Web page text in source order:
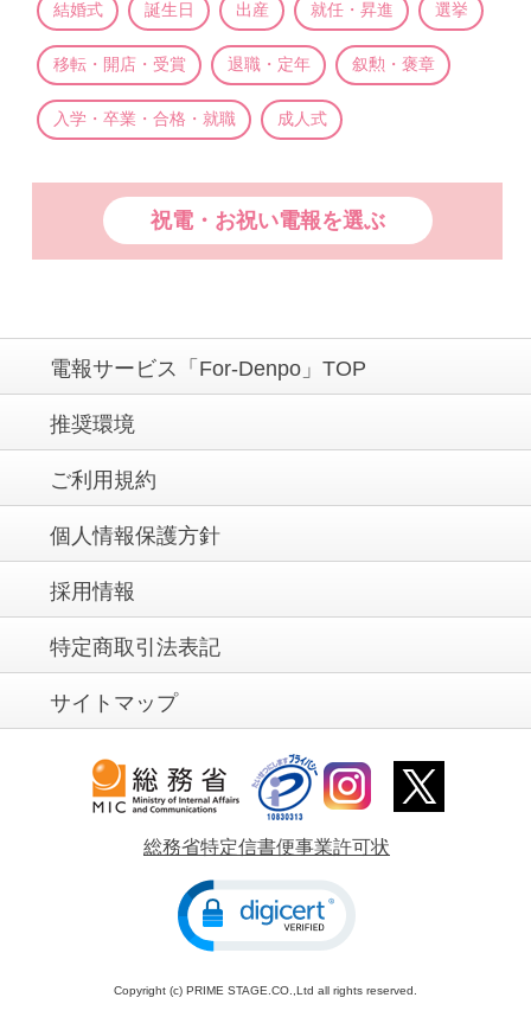
結婚式 誕生日 出産 就任・昇進 選挙
移転・開店・受賞 退職・定年 叙勲・褒章
入学・卒業・合格・就職 成人式
祝電・お祝い電報を選ぶ
電報サービス「For-Denpo」TOP
推奨環境
ご利用規約
個人情報保護方針
採用情報
特定商取引法表記
サイトマップ
総務省特定信書便事業許可状
Copyright (c) PRIME STAGE.CO.,Ltd all rights reserved.